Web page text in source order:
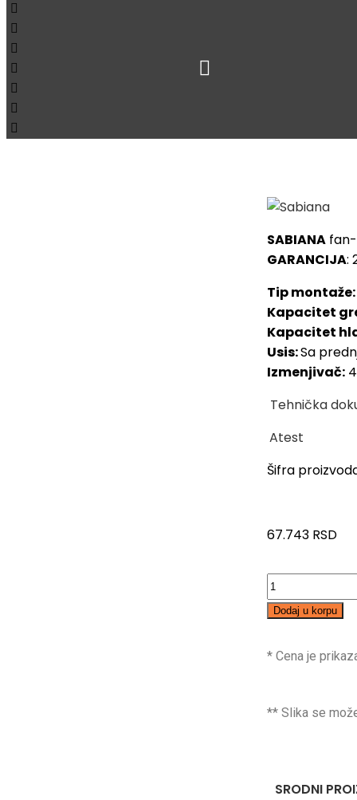
SABIANAfan-
GARANCIJA:
Tip montaže:
Kapacitet
Kapacitet
Usis:Sa
Izmenjivač:4
Tehnička
Atest
Šifra
67.743 RSD
Dodaj u korpu
* Cena je
** Slika se
SRODNI